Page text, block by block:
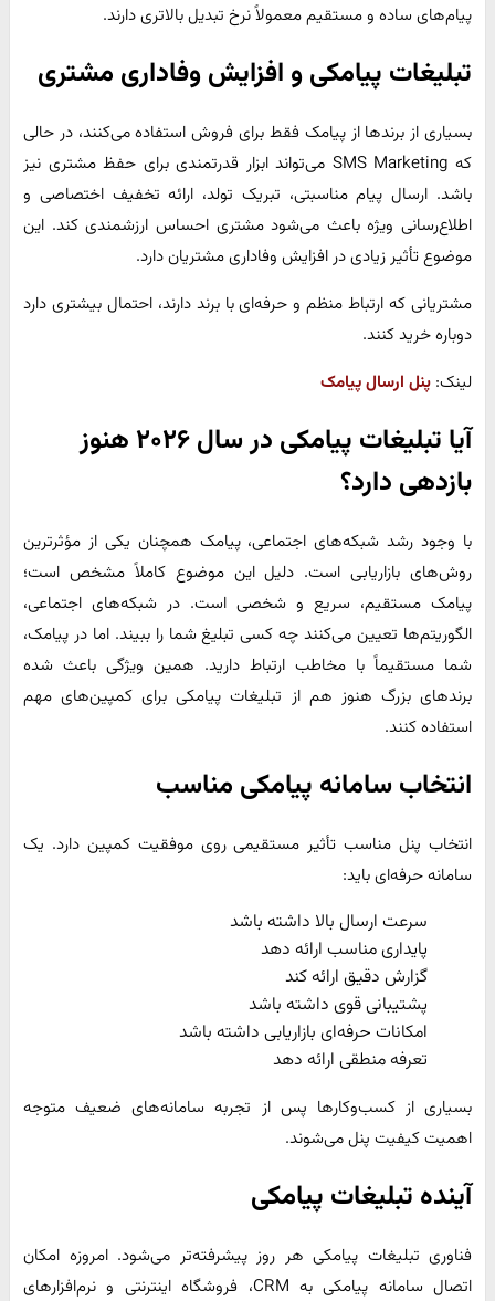
پیام‌های ساده و مستقیم معمولاً نرخ تبدیل بالاتری دارند.
تبلیغات پیامکی و افزایش وفاداری مشتری
بسیاری از برندها از پیامک فقط برای فروش استفاده می‌کنند، در حالی
که SMS Marketing می‌تواند ابزار قدرتمندی برای حفظ مشتری نیز
باشد. ارسال پیام مناسبتی، تبریک تولد، ارائه تخفیف اختصاصی و
اطلاع‌رسانی ویژه باعث می‌شود مشتری احساس ارزشمندی کند. این
موضوع تأثیر زیادی در افزایش وفاداری مشتریان دارد.
مشتریانی که ارتباط منظم و حرفه‌ای با برند دارند، احتمال بیشتری دارد
دوباره خرید کنند.
لینک: پنل ارسال پیامک
آیا تبلیغات پیامکی در سال ۲۰۲۶ هنوز
بازدهی دارد؟
با وجود رشد شبکه‌های اجتماعی، پیامک همچنان یکی از مؤثرترین
روش‌های بازاریابی است. دلیل این موضوع کاملاً مشخص است؛
پیامک مستقیم، سریع و شخصی است. در شبکه‌های اجتماعی،
الگوریتم‌ها تعیین می‌کنند چه کسی تبلیغ شما را ببیند. اما در پیامک،
شما مستقیماً با مخاطب ارتباط دارید. همین ویژگی باعث شده
برندهای بزرگ هنوز هم از تبلیغات پیامکی برای کمپین‌های مهم
استفاده کنند.
انتخاب سامانه پیامکی مناسب
انتخاب پنل مناسب تأثیر مستقیمی روی موفقیت کمپین دارد. یک
سامانه حرفه‌ای باید:
سرعت ارسال بالا داشته باشد
پایداری مناسب ارائه دهد
گزارش دقیق ارائه کند
پشتیبانی قوی داشته باشد
امکانات حرفه‌ای بازاریابی داشته باشد
تعرفه منطقی ارائه دهد
بسیاری از کسب‌وکارها پس از تجربه سامانه‌های ضعیف متوجه
اهمیت کیفیت پنل می‌شوند.
آینده تبلیغات پیامکی
فناوری تبلیغات پیامکی هر روز پیشرفته‌تر می‌شود. امروزه امکان
اتصال سامانه پیامکی به CRM، فروشگاه اینترنتی و نرم‌افزارهای